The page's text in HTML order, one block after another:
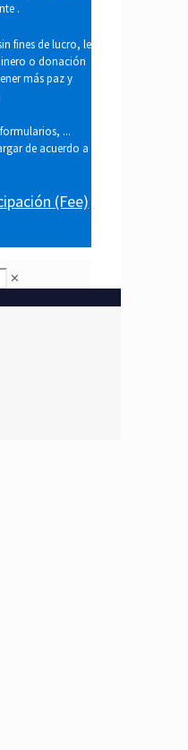
.
fines de lucro, le
o donación
más paz y
...
de acuerdo a
(Fee)
✕